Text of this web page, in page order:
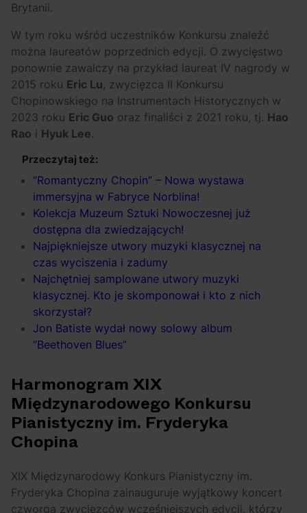
Brytanii.
W tym roku wśród uczestników Konkursu znaleźć
można laureatów poprzednich edycji. O zwycięstwo
ponownie zawalczy na przykład laureat IV nagrody w
2015 roku Eric Lu, zwycięzca II Konkursu
Chopinowskiego na Instrumentach Historycznych w
2023 roku Eric Guo oraz finaliści z 2021 roku, tj. Hao
Rao i Hyuk Lee.
Przeczytaj też:
“Romantyczny Chopin” – Nowa wystawa
immersyjna w Fabryce Norblina!
Kolekcja Muzeum Sztuki Nowoczesnej już
dostępna dla zwiedzających!
Najpiękniejsze utwory muzyki klasycznej na
czas wyciszenia i zadumy
Najchętniej samplowane utwory muzyki
klasycznej. Kto je skomponował i kto z nich
skorzystał?
Jon Batiste wydał nowy solowy album
“Beethoven Blues”
Harmonogram XIX
Międzynarodowego Konkursu
Pianistyczny im. Fryderyka
Chopina
XIX Międzynarodowy Konkurs Pianistyczny im.
Fryderyka Chopina zainauguruje wyjątkowy koncert
czworga zwycięzców wcześniejszych edycji, którzy